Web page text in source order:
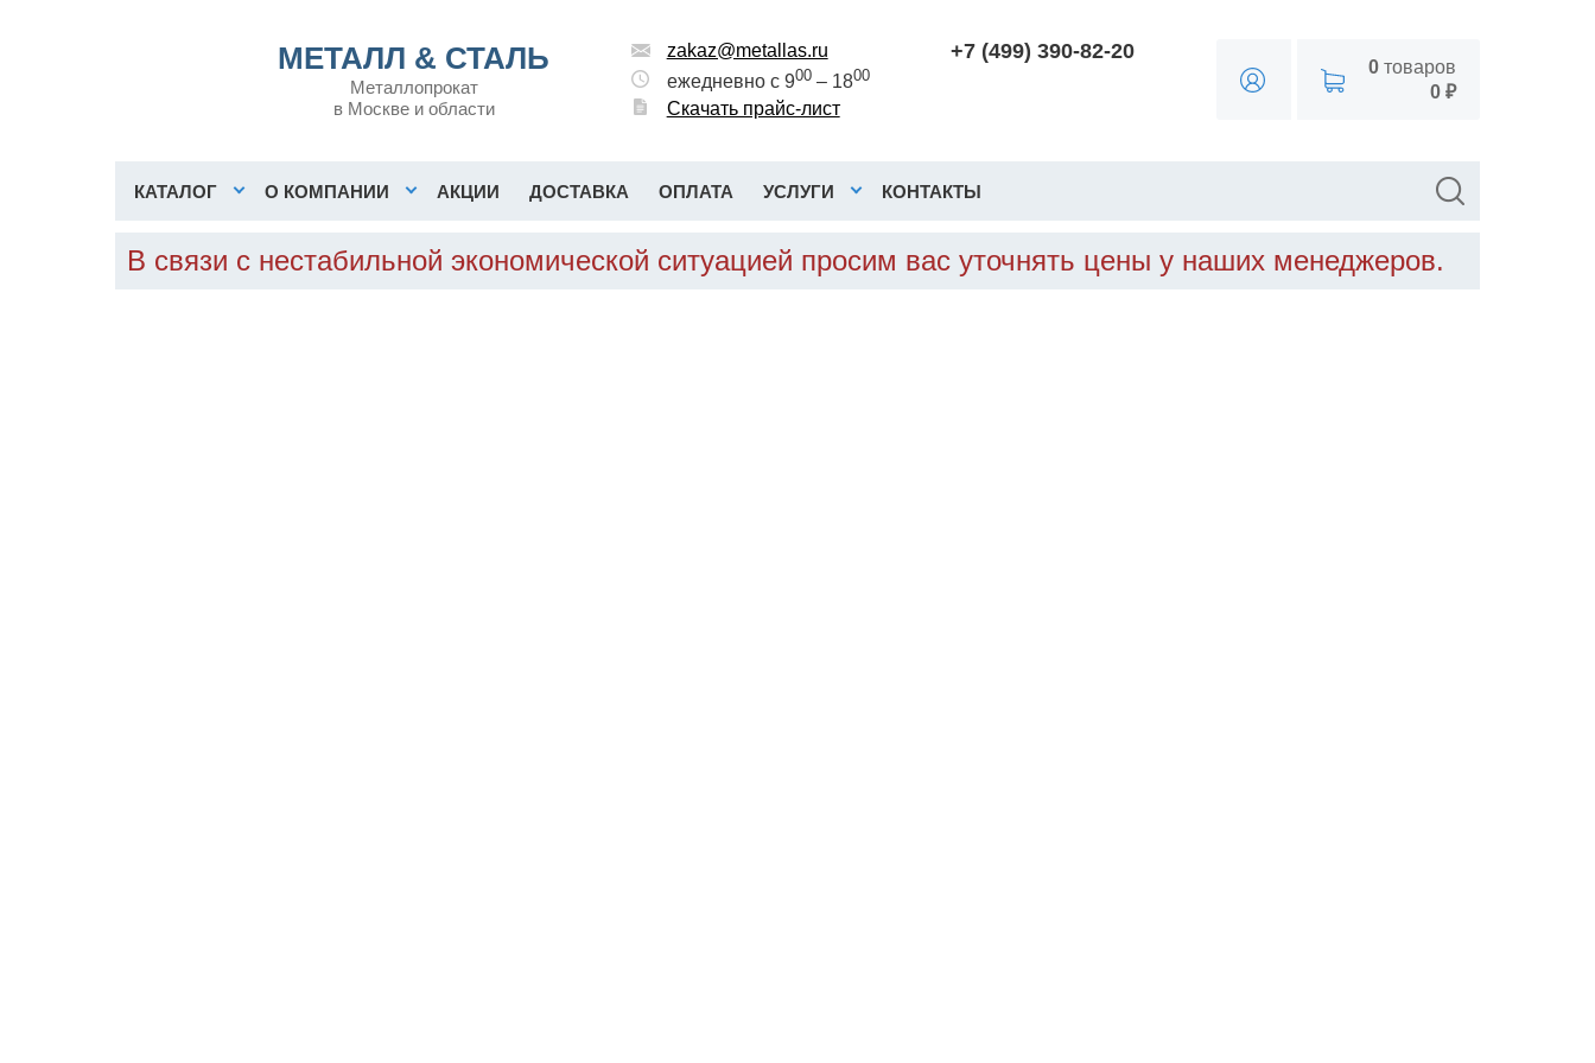
МЕТАЛЛ & СТАЛЬ
Металлопрокат
в Москве и области
zakaz@metallas.ru
ежедневно с 900– 1800
Скачать прайс-лист
+7 (499) 390-82-20
0товаров
0 ₽
КАТАЛОГ О КОМПАНИИ АКЦИИ ДОСТАВКА ОПЛАТА УСЛУГИ КОНТАКТЫ
В связи с нестабильной экономической ситуацией просим вас уточнять цены у наших менеджеров.